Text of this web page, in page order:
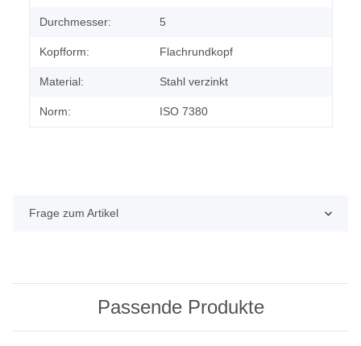
Durchmesser: 5
Kopfform: Flachrundkopf
Material: Stahl verzinkt
Norm: ISO 7380
Frage zum Artikel
Passende Produkte